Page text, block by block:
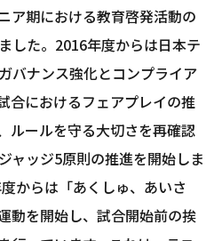
ア期における教育啓発活動の
した。2016年度からは日本テ
バナンス強化とコンプライア
合におけるフェアプレイの推
ルールを守る大切さを再確認
ャッジ5原則の推進を開始しま
からは「あくしゅ、あいさ
動を開始し、試合開始前の挨